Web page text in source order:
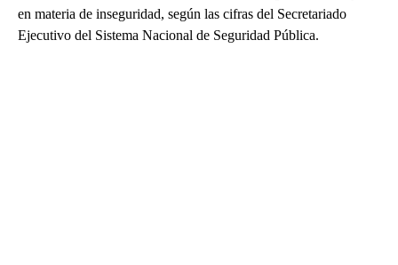
en materia de inseguridad, según las cifras del Secretariado
Ejecutivo del Sistema Nacional de Seguridad Pública.